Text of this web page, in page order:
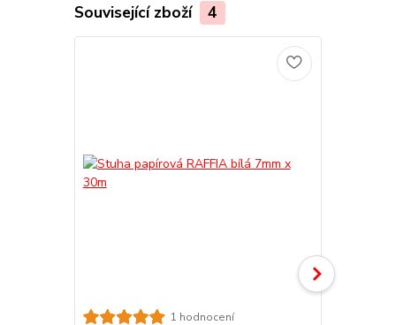
Související zboží 4
1 hodnocení